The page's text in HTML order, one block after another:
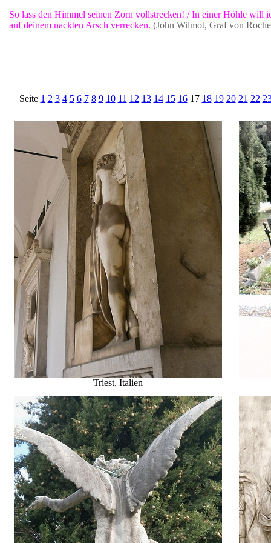
So lass den Himmel seinen Zorn vollstrecken! / In einer Höhle will
auf deinem nackten Arsch verrecken. (John Wilmot, Graf von
Seite 1 2 3 4 5 6 7 8 9 10 11 12 13 14 15 1617 18 19 20 21 22
Triest, Italien